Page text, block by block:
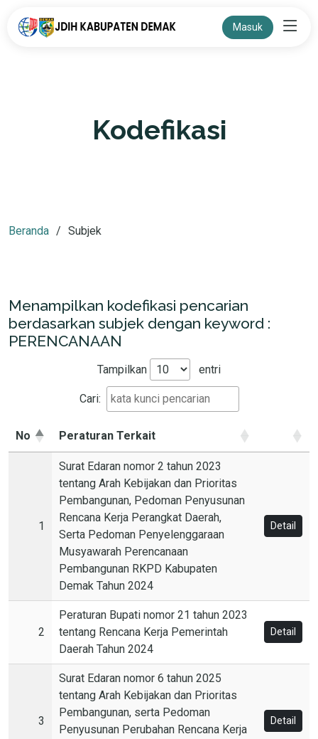
Masuk
Kodefikasi
Beranda Subjek
Menampilkan kodefikasi pencarian
berdasarkan subjek dengan keyword :
PERENCANAAN
Tampilkan entri
Cari:
No Peraturan Terkait
1
Surat Edaran nomor 2 tahun 2023
tentang Arah Kebijakan dan Prioritas
Pembangunan, Pedoman Penyusunan
Rencana Kerja Perangkat Daerah,
Serta Pedoman Penyelenggaraan
Musyawarah Perencanaan
Pembangunan RKPD Kabupaten
Demak Tahun 2024
Detail
2
Peraturan Bupati nomor 21 tahun 2023
tentang Rencana Kerja Pemerintah
Daerah Tahun 2024
Detail
3
Surat Edaran nomor 6 tahun 2025
tentang Arah Kebijakan dan Prioritas
Pembangunan, serta Pedoman
Penyusunan Perubahan Rencana Kerja
Detail